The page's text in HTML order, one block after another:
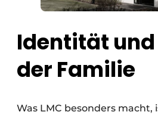
Identität
der Familie
Was LMC besonders macht,